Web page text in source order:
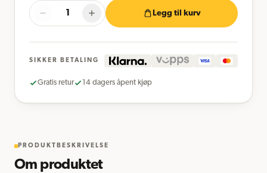
Legg til kurv
SIKKER BETALING
Gratis retur 14 dagers åpent kjøp
PRODUKTBESKRIVELSE
Om produktet